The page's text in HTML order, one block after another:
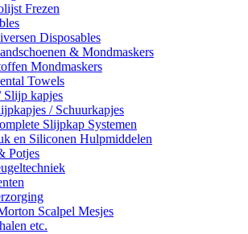
Frezen
Disposables
& Mondmaskers
Mondmaskers
Towels
Slijp kapjes
/ Schuurkapjes
Slijpkap Systemen
en Siliconen Hulpmiddelen
Potjes
Scalpel Mesjes
etc.